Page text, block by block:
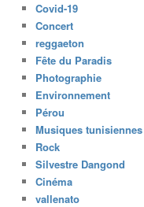
Covid-19
Concert
reggaeton
Fête du Paradis
Photographie
Environnement
Pérou
Musiques tunisiennes
Rock
Silvestre Dangond
Cinéma
vallenato